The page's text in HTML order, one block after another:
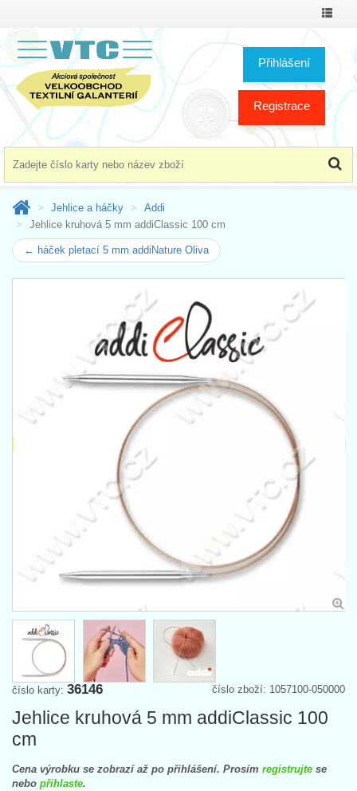
Přihlášení
Registrace
Jehlice a háčky
Addi
Jehlice kruhová 5 mm addiClassic 100 cm
← háček pletací 5 mm addiNature Oliva
číslo zboží: 1057100-050000
číslo karty: 36146
Jehlice kruhová 5 mm addiClassic 100
cm
Cena výrobku se zobrazí až po přihlášení. Prosím registrujte se
nebo přihlaste.